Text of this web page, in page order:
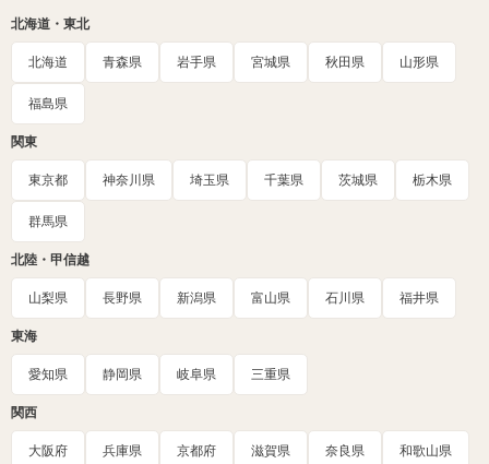
北海道・東北
北海道 青森県 岩手県 宮城県 秋田県 山形県
福島県
関東
東京都 神奈川県 埼玉県 千葉県 茨城県 栃木県
群馬県
北陸・甲信越
山梨県 長野県 新潟県 富山県 石川県 福井県
東海
愛知県 静岡県 岐阜県 三重県
関西
大阪府 兵庫県 京都府 滋賀県 奈良県 和歌山県